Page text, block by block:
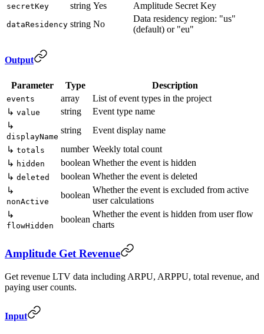
secretKey string Yes Amplitude Secret Key
dataResidency string No
Data residency region: "us"
(default) or "eu"
Output
Parameter Type Description
events array
List of event types in the project
↳ value string
Event type name
↳
displayName
string
Event display name
↳ totals number Weekly total count
↳ hidden boolean Whether the event is hidden
↳ deleted boolean Whether the event is deleted
↳
nonActive
boolean
Whether the event is excluded from active
user calculations
↳
flowHidden
boolean
Whether the event is hidden from user flow
charts
Amplitude Get Revenue
Get revenue LTV data including ARPU, ARPPU, total revenue, and
paying user counts.
Input